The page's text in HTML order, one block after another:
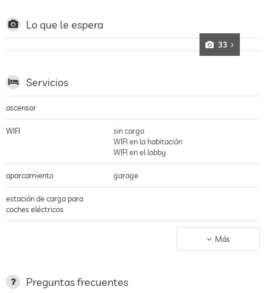
Lo que le espera
33
Servicios
ascensor
WIFI
sin cargo
WIFI en la habitación
WIFI en el lobby
aparcamiento garage
estación de carga para
coches eléctricos
hamacas
Más
Preguntas frecuentes